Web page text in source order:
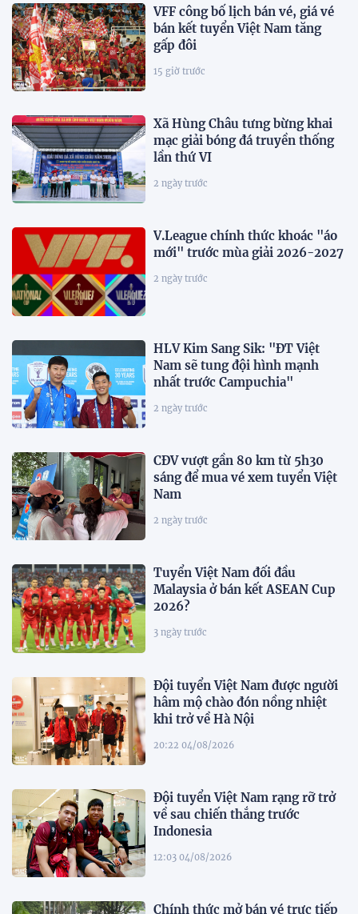
VFF công bố lịch bán vé, giá vé
bán kết tuyển Việt Nam tăng
gấp đôi
15 giờ trước
Xã Hùng Châu tưng bừng khai
mạc giải bóng đá truyền thống
lần thứ VI
2 ngày trước
V.League chính thức khoác "áo
mới" trước mùa giải 2026-2027
2 ngày trước
HLV Kim Sang Sik: "ĐT Việt
Nam sẽ tung đội hình mạnh
nhất trước Campuchia"
2 ngày trước
CĐV vượt gần 80 km từ 5h30
sáng để mua vé xem tuyển Việt
Nam
2 ngày trước
Tuyển Việt Nam đối đầu
Malaysia ở bán kết ASEAN Cup
2026?
3 ngày trước
Đội tuyển Việt Nam được người
hâm mộ chào đón nồng nhiệt
khi trở về Hà Nội
20:22 04/08/2026
Đội tuyển Việt Nam rạng rỡ trở
về sau chiến thắng trước
Indonesia
12:03 04/08/2026
Chính thức mở bán vé trực tiếp